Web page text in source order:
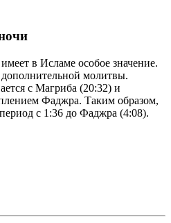
в Исламе особое значение.
молитвы.
с Магриба (20:32) и
Фаджра. Таким образом,
с 1:36 до Фаджра (4:08).